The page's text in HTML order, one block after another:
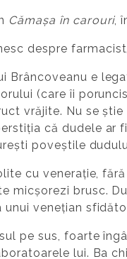
Cămașa în carouri,
despre
Brâncoveanu e
(care îi
vrăjite. Nu se
că dudele ar
poveștile
cu venerație,
micșorezi brusc.
venețian
pe sus, foarte
lui. Ba